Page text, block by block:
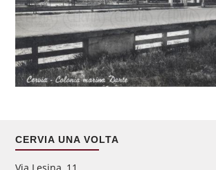
CERVIA UNA VOLTA
Via Lesina, 11